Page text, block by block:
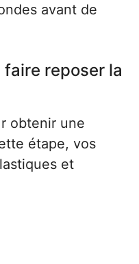
avant de
faire reposer la
obtenir une
étape, vos
et